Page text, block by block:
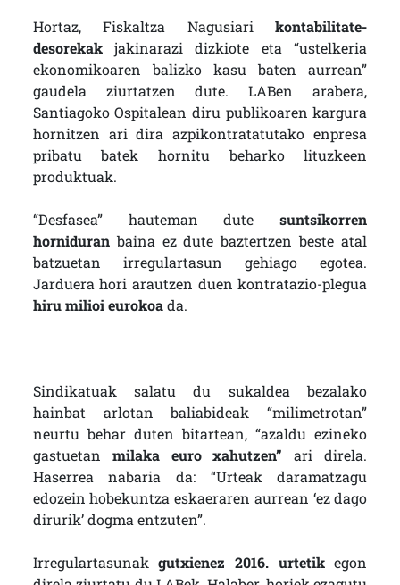
Hortaz, Fiskaltza Nagusiarikontabilitate-
desorekakjakinarazi dizkiote eta “ustelkeria
ekonomikoaren balizko kasu baten aurrean”
gaudela ziurtatzen dute. LABen arabera,
Santiagoko Ospitalean diru publikoaren kargura
hornitzen ari dira azpikontratatutako enpresa
pribatu batek hornitu beharko lituzkeen
produktuak.
“Desfasea” hauteman dutesuntsikorren
horniduranbaina ez dute baztertzen beste atal
batzuetan irregulartasun gehiago egotea.
Jarduera hori arautzen duen kontratazio-plegua
hiru milioi eurokoada.
Sindikatuak salatu du sukaldea bezalako
hainbat arlotan baliabideak “milimetrotan”
neurtu behar duten bitartean, “azaldu ezineko
gastuetan milaka euro xahutzen” ari direla.
Haserrea nabaria da: “Urteak daramatzagu
edozein hobekuntza eskaeraren aurrean ‘ez dago
dirurik’ dogma entzuten”.
Irregulartasunakgutxienez 2016. urtetikegon